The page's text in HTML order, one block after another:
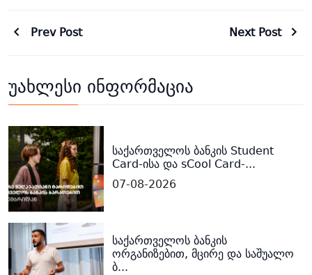
Prev Post Next Post
უახლესი ინფორმაცია
საქართველოს ბანკის Student
Card-ისა და sCool Card-...
07-08-2026
საქართველოს ბანკის
ორგანიზებით, მცირე და საშუალო
ბ...